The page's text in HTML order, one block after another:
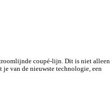
coupé-lijn. Dit is niet alleen
van de nieuwste technologie, een